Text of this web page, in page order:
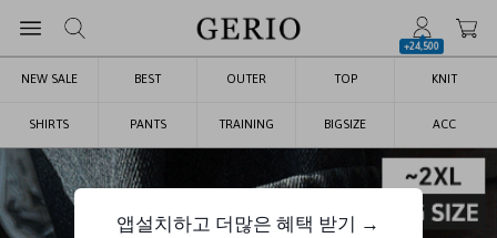
+24,500
NEW SALE BEST OUTER TOP KNIT
SHIRTS PANTS TRAINING BIGSIZE ACC
앱설치하고 더많은 혜택 받기 →